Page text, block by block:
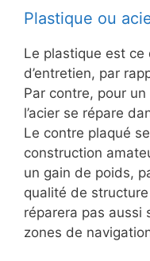
Plastique ou
Le plastique est ce
d’entretien, par
Par contre, pour
l’acier se répare
Le contre plaqué
construction
un gain de poids,
qualité de
réparera pas aussi
zones de